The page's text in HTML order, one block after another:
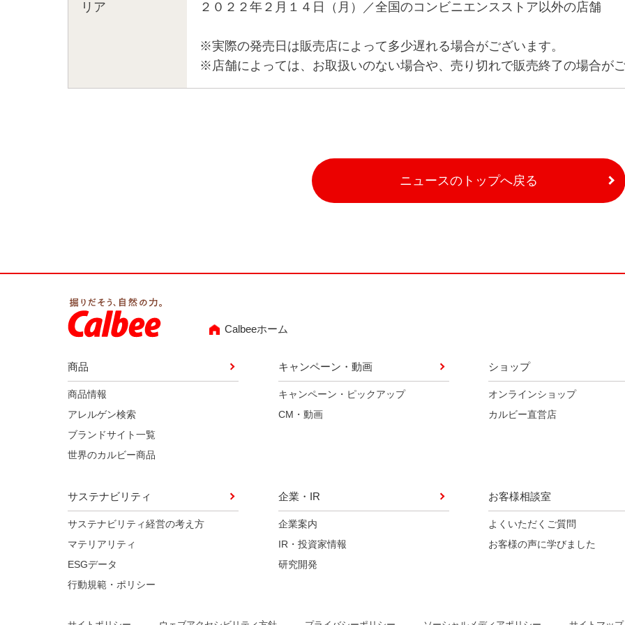
リア
２０２２年２月１４日（月）／全国のコンビニエンスストア以外の店舗
※実際の発売日は販売店によって多少遅れる場合がございます。
※店舗によっては、お取扱いのない場合や、売り切れで販売終了の場合がご
ニュースのトップへ戻る
Calbeeホーム
商品
商品情報
アレルゲン検索
ブランドサイト一覧
世界のカルビー商品
キャンペーン・動画
キャンペーン・ピックアップ
CM・動画
ショップ
オンラインショップ
カルビー直営店
サステナビリティ
サステナビリティ経営の考え方
マテリアリティ
ESGデータ
行動規範・ポリシー
企業・IR
企業案内
IR・投資家情報
研究開発
お客様相談室
よくいただくご質問
お客様の声に学びました